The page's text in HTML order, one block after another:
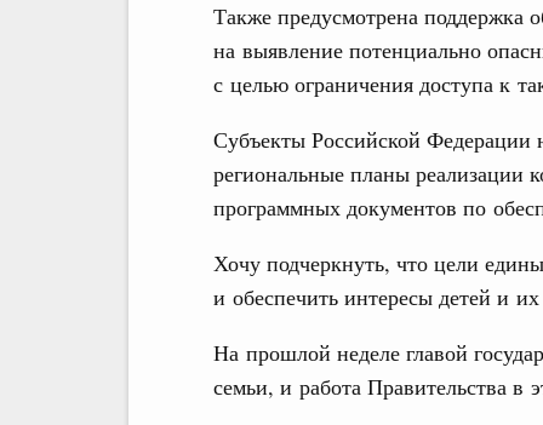
Также предусмотрена поддержка
на выявление потенциально
с целью ограничения доступа к
Субъекты Российской Федерации
региональные планы реализации
программных документов по
Хочу подчеркнуть, что цели
и обеспечить интересы детей и
На прошлой неделе главой
семьи, и работа Правительства в